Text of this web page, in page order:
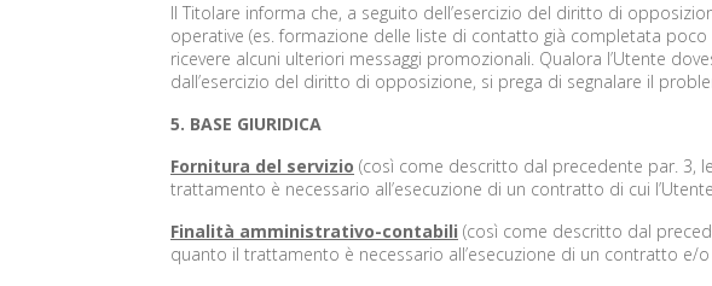
Il Titolare informa che, a seguito dell’esercizio del diritto di
operative (es. formazione delle liste di contatto già completata
ricevere alcuni ulteriori messaggi promozionali. Qualora l’Utente
dall’esercizio del diritto di opposizione, si prega di segnalare il
5. BASE GIURIDICA
Fornitura del servizio (così come descritto dal precedente par. 3,
trattamento è necessario all’esecuzione di un contratto di cui
Finalità amministrativo-contabili (così come descritto dal
quanto il trattamento è necessario all’esecuzione di un contratto e/